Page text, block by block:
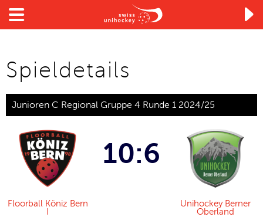

Spieldetails
Junioren C Regional Gruppe 4 Runde 1 2024/25
Floorball Köniz Bern
10:6
Unihockey Berner
Oberland